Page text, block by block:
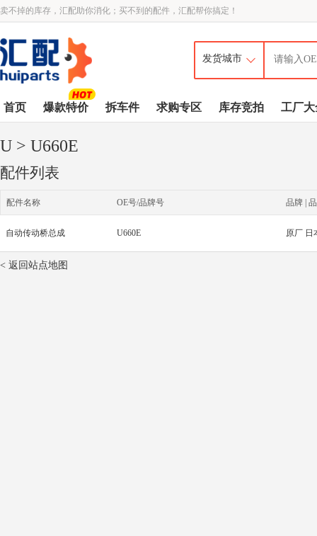
卖不掉的库存，汇配助你消化；买不到的配件，汇配帮你搞定！
首页 爆款特价 拆车件 求购专区 库存竞拍 工厂大
U > U660E
配件列表
配件名称 OE号/品牌号 品牌 |
自动传动桥总成 U660E 原厂 日
< 返回站点地图